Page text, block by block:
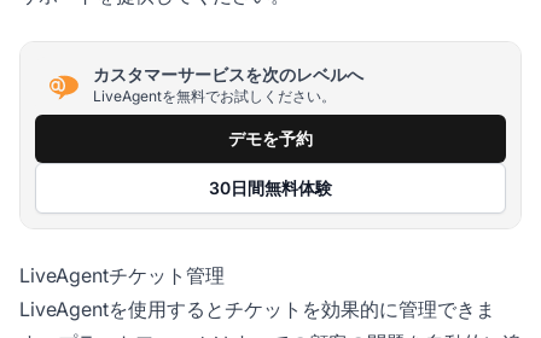
カスタマーサービスを次のレベルへ
LiveAgentを無料でお試しください。
デモを予約
30日間無料体験
LiveAgentチケット管理
LiveAgentを使用するとチケットを効果的に管理できま